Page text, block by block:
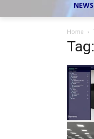
NEWS
Home